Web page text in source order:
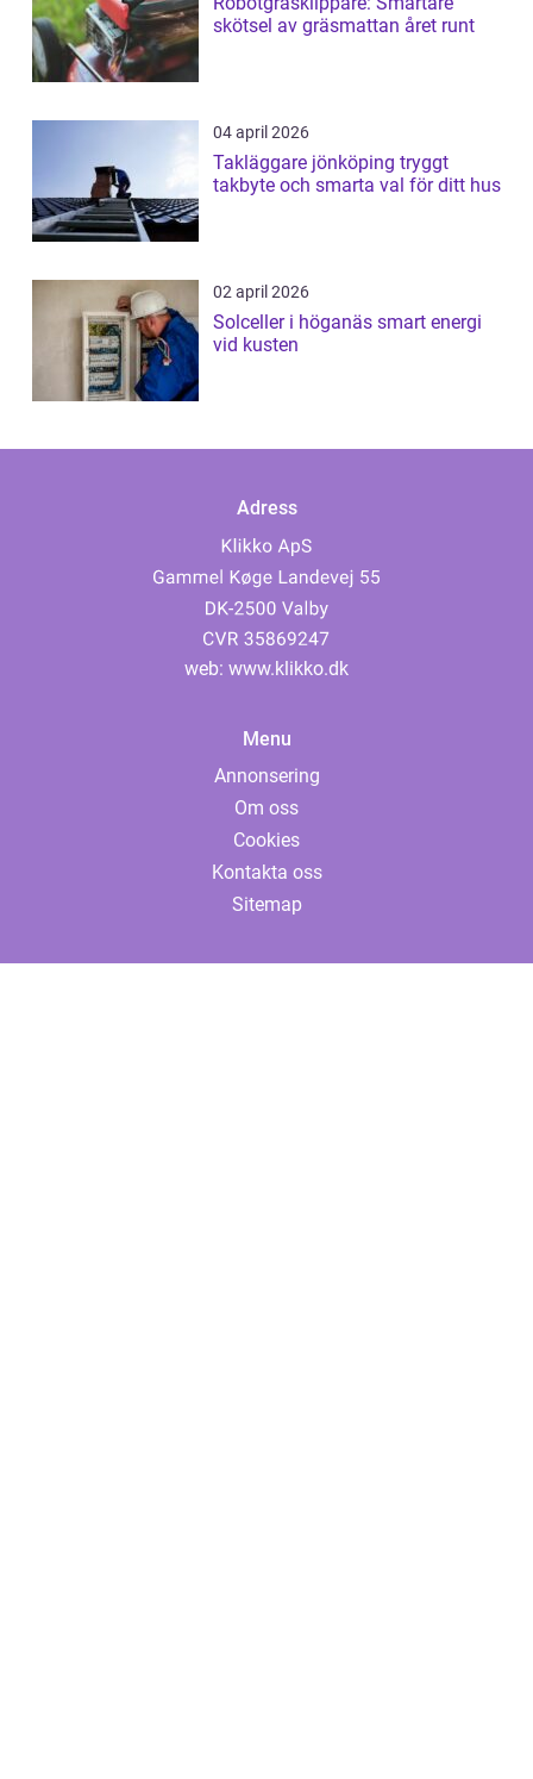
skötsel av gräsmattan året runt
04 april 2026
Takläggare jönköping tryggt
takbyte och smarta val för ditt hus
02 april 2026
Solceller i höganäs smart energi
vid kusten
Adress
web: www.klikko.dk
Menu
Annonsering
Om oss
Cookies
Kontakta oss
Sitemap